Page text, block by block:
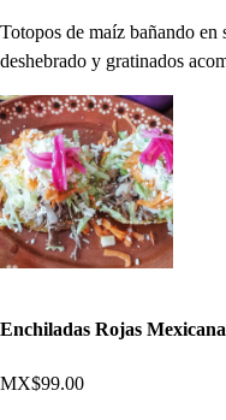
Totopos de maíz bañando en
deshebrado y gratinados
Enchiladas Rojas
MX$99.00